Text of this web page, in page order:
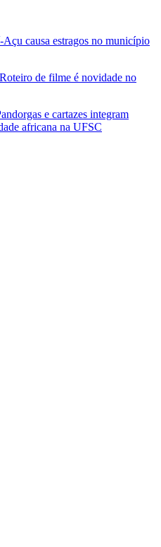
causa estragos no município
Roteiro de filme é novidade no
e cartazes integram
africana na UFSC